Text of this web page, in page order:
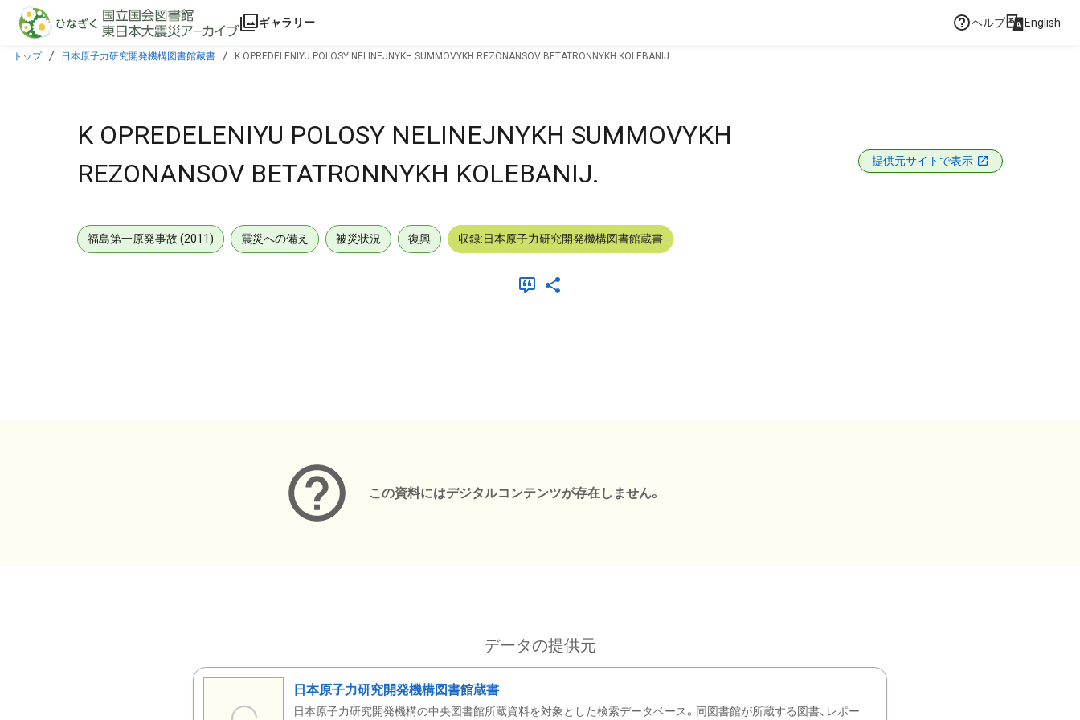
本文に飛ぶ
ギャラリー ヘルプ English
トップ 日本原子力研究開発機構図書館蔵書 K OPREDELENIYU POLOSY NELINEJNYKH SUMMOVYKH REZONANSOV BETATRONNYKH KOLEBANIJ.
K OPREDELENIYU POLOSY NELINEJNYKH SUMMOVYKH
REZONANSOV BETATRONNYKH KOLEBANIJ.
提供元サイトで表示
福島第一原発事故 (2011) 震災への備え 被災状況 復興 収録:日本原子力研究開発機構図書館蔵書
この資料にはデジタルコンテンツが存在しません。
データの提供元
日本原子力研究開発機構図書館蔵書
日本原子力研究開発機構の中央図書館所蔵資料を対象とした検索データベース。同図書館が所蔵する図書、レポー